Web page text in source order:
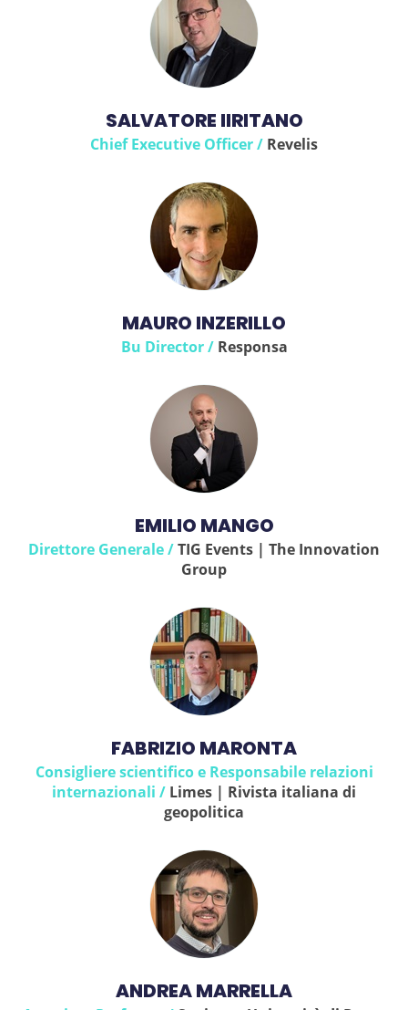
SALVATORE IIRITANO
Chief Executive Officer / Revelis
MAURO INZERILLO
Bu Director / Responsa
EMILIO MANGO
Direttore Generale /TIG Events | The Innovation
Group
FABRIZIO MARONTA
Consigliere scientifico e Responsabile relazioni
internazionali / Limes | Rivista italiana di
geopolitica
ANDREA MARRELLA